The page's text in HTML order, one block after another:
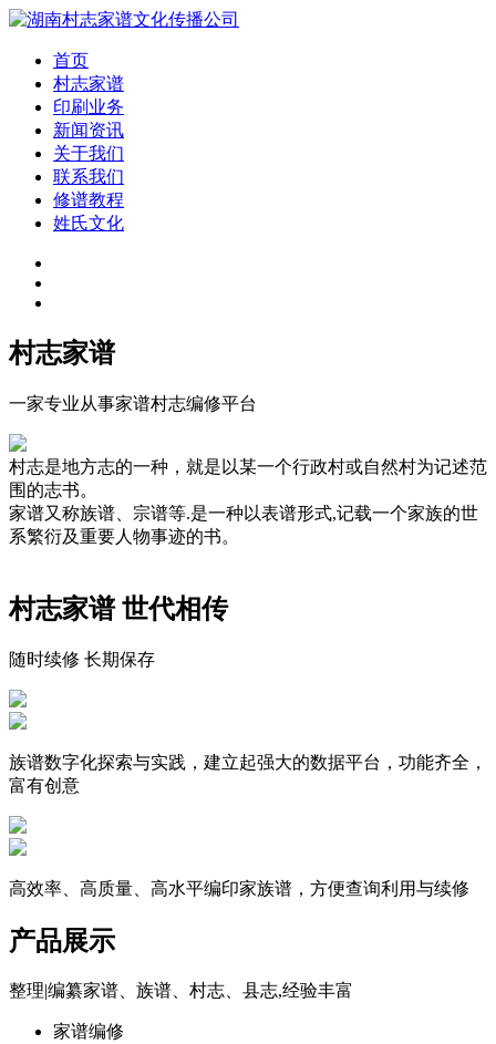
首页
村志家谱
印刷业务
新闻资讯
关于我们
联系我们
修谱教程
姓氏文化
村志家谱
一家专业从事家谱村志编修平台
村志是地方志的一种，就是以某一个行政村或自然村为记述范
围的志书。
家谱又称族谱、宗谱等.是一种以表谱形式,记载一个家族的世
系繁衍及重要人物事迹的书。
村志家谱 世代相传
随时续修 长期保存
族谱数字化探索与实践，建立起强大的数据平台，功能齐全，
富有创意
高效率、高质量、高水平编印家族谱，方便查询利用与续修
产品展示
整理|编纂家谱、族谱、村志、县志,经验丰富
家谱编修